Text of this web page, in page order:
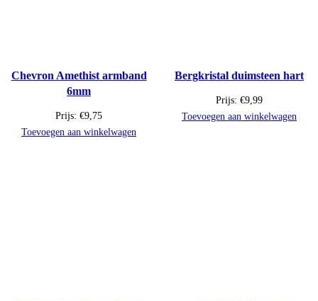
Chevron Amethist armband
6mm
Prijs: €9,75
Toevoegen aan winkelwagen
Bergkristal duimsteen hart
Prijs: €9,99
Toevoegen aan winkelwagen